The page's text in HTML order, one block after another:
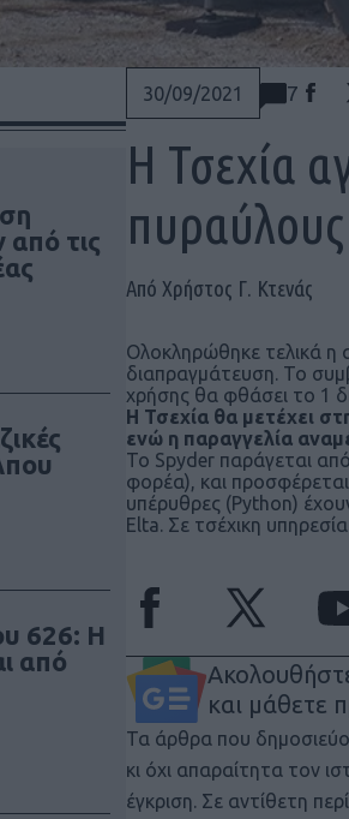
από τις
626: Η
από
30/09/2021 7
Η Τσεχία
Από Χρήστος Γ. Κτενάς
Ολοκληρώθηκε τελικά η
διαπραγμάτευση. Το
χρήσης θα φθάσει το 1
Η Τσεχία θα μετέχει
ενώ η παραγγελία
Το Spyder παράγεται
φορέα), και
υπέρυθρες (Python)
Elta. Σε τσέχικη
και μάθετε
Τα άρθρα που
κι όχι απαραίτητα τον
έγκριση. Σε αντίθετη